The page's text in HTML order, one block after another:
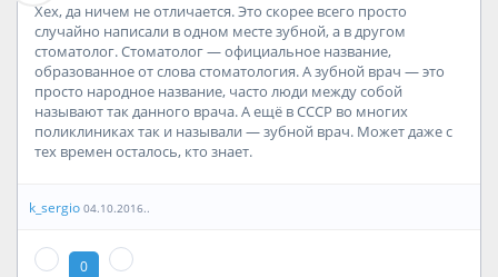
Хех, да ничем не отличается. Это скорее всего просто
случайно написали в одном месте зубной, а в другом
стоматолог. Стоматолог — официальное название,
образованное от слова стоматология. А зубной врач — это
просто народное название, часто люди между собой
называют так данного врача. А ещё в СССР во многих
поликлиниках так и называли — зубной врач. Может даже с
тех времен осталось, кто знает.
k_sergio 04.10.2016..
0